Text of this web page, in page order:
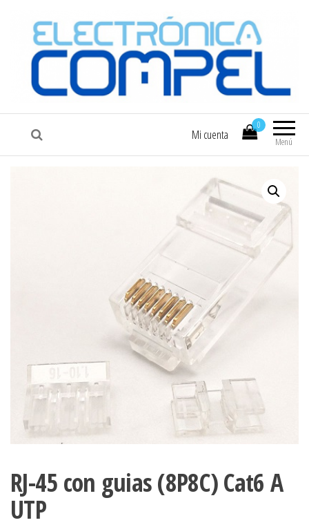
COMPEL Electrónica COMPEL
Menú
0
Mi cuenta
RJ-45 con guias (8P8C) Cat6 A
UTP